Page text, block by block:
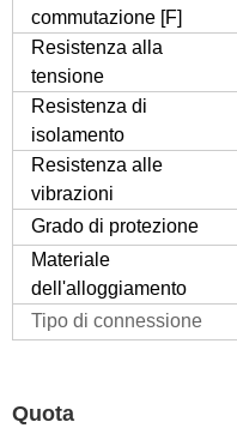
commutazione [F]
Resistenza alla
tensione
Resistenza di
isolamento
Resistenza alle
vibrazioni
Grado di protezione
Materiale
dell'alloggiamento
Tipo di connessione
Quota